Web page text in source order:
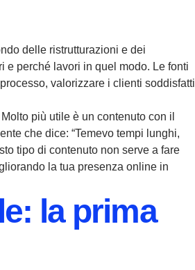
delle ristrutturazioni e dei
e perché lavori in quel modo. Le fonti
valorizzare i clienti soddisfatti
più utile è un contenuto con il
che dice: “Temevo tempi lunghi,
tipo di contenuto non serve a fare
la tua presenza online in
la prima